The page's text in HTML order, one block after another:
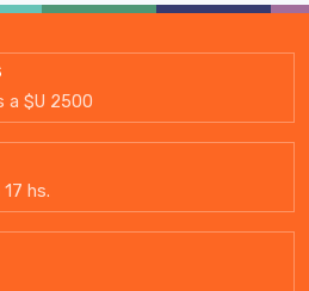
a $U 2500
hs.